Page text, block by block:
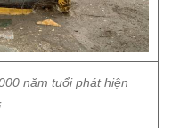
năm tuổi phát hiện